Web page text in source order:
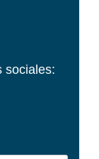
sociales: